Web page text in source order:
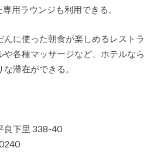
用ラウンジも利用できる。
に使った朝食が楽しめるレストラ
や各種マッサージなど、ホテルなら
滞在ができる。
下里 338-40